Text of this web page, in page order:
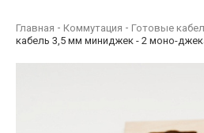
Главная Коммутация Готовые
кабель 3,5 мм миниджек - 2 моно-